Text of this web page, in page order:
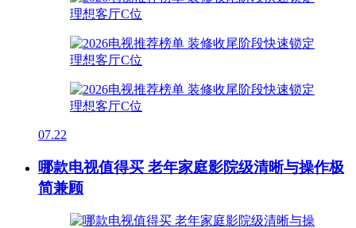
07.22
哪款电视值得买 老年家庭影院级清晰与操作极
简兼顾